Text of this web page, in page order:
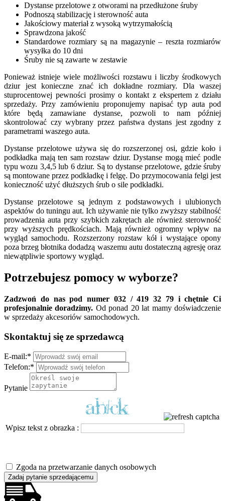
Dystanse przelotowe z otworami na przedłużone śruby
Podnoszą stabilizację i sterowność auta
Jakościowy materiał z wysoką wytrzymałością
Sprawdzona jakość
Standardowe rozmiary są na magazynie – reszta rozmiarów
wysyłka do 10 dni
Śruby nie są zawarte w zestawie
Ponieważ istnieje wiele możliwości rozstawu i liczby środkowych
dziur jest konieczne znać ich dokładne rozmiary. Dla waszej
stuprocentowej pewności prosimy o kontakt z ekspertem z działu
sprzedaży. Przy zamówieniu proponujemy napisać typ auta pod
które będą zamawiane dystanse, pozwoli to nam później
skontrolować czy wybrany przez państwa dystans jest zgodny z
parametrami waszego auta.
Dystanse przelotowe używa się do rozszerzonej osi, gdzie koło i
podkładka mają ten sam rozstaw dziur. Dystanse mogą mieć podle
typu wozu 3,4,5 lub 6 dziur. Są to dystanse przelotowe, gdzie śruby
są montowane przez podkładkę i felgę. Do przymocowania felgi jest
konieczność użyć dłuższych śrub o sile podkładki.
Dystanse przelotowe są jednym z podstawowych i ulubionych
aspektów do tuningu aut. Ich używanie nie tylko zwyższy stabilność
prowadzenia auta przy szybkich zakrętach ale również sterowność
przy wyższych prędkościach. Mają również ogromny wpływ na
wygląd samochodu. Rozszerzony rozstaw kół i wystające opony
poza brzeg błotnika dodadzą waszemu autu dostateczną agresję oraz
niewątpliwie sportowy wygląd.
Potrzebujesz pomocy w wyborze?
Zadzwoń do nas pod numer 032 / 419 32 79 i chętnie Ci
profesjonalnie doradzimy. Od ponad 20 lat mamy doświadczenie
w sprzedaży akcesoriów samochodowych.
Skontaktuj się ze sprzedawcą
E-mail:*
Telefon:*
Pytanie
Wpisz tekst z obrazka :
Zgoda na przetwarzanie danych osobowych
Zadaj pytanie sprzedającemu